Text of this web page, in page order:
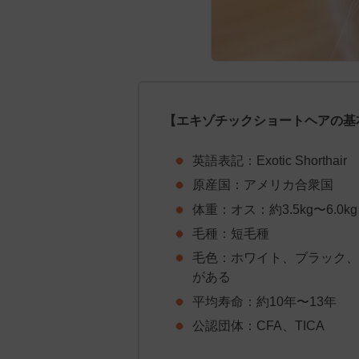
【エキゾチックショートヘアの
英語表記：Exotic Shorthair
原産国：アメリカ合衆国
体重：オス：約3.5kg〜
毛種：短毛種
毛色：ホワイト、ブラック
がある
平均寿命：約10年〜13年
公認団体：CFA、TICA